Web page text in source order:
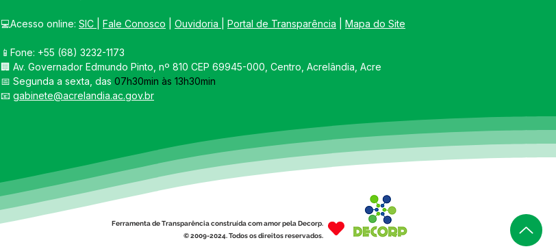
💻Acesso online: SIC Fale Conosco Ouvidoria Portal de Transparência Mapa do Site
📱Fone: +55 (68) 3232-1173
🏢 Av. Governador Edmundo Pinto, nº 810 CEP 69945-000, Centro, Acrelândia, Acre
📅 Segunda a sexta, das 07h30min às 13h30min
📧 gabinete@acrelandia.ac.gov.br
Ferramenta de Transparência construída com amor pela Decorp.
© 2009-2024. Todos os direitos reservados.